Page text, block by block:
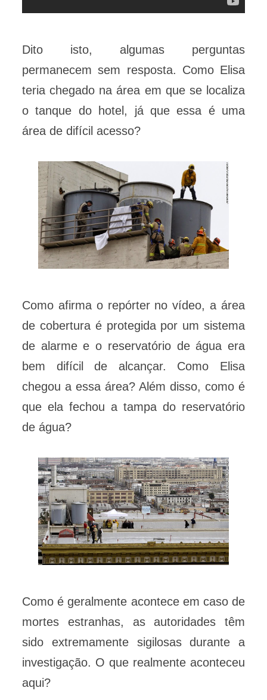
Dito isto, algumas perguntas
permanecem sem resposta. Como Elisa
teria chegado na área em que se localiza
o tanque do hotel, já que essa é uma
área de difícil acesso?
Como afirma o repórter no vídeo, a área
de cobertura é protegida por um sistema
de alarme e o reservatório de água era
bem difícil de alcançar. Como Elisa
chegou a essa área? Além disso, como é
que ela fechou a tampa do reservatório
de água?
Como é geralmente acontece em caso de
mortes estranhas, as autoridades têm
sido extremamente sigilosas durante a
investigação. O que realmente aconteceu
aqui?